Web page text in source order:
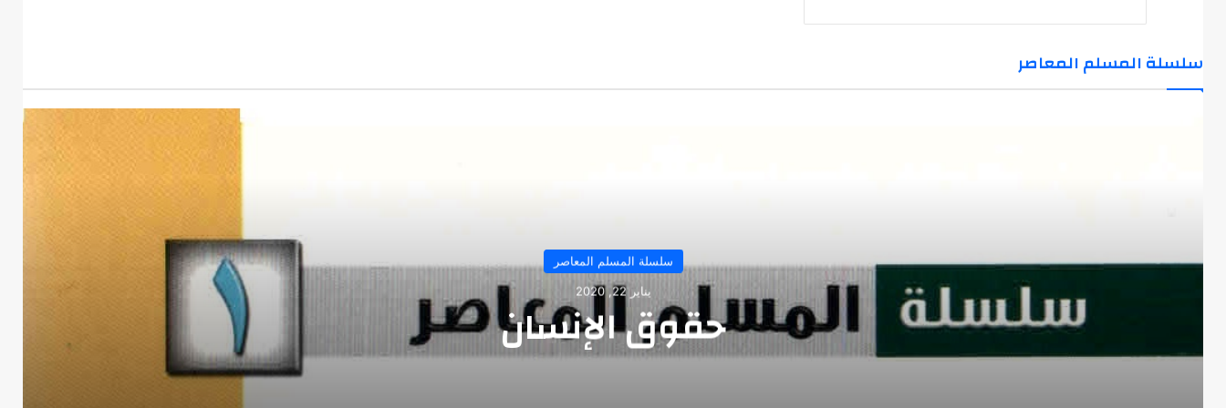
سلسلة المسلم المعاصر
سلسلة المسلم المعاصر
يناير 22, 2020
حقوق الإنسان